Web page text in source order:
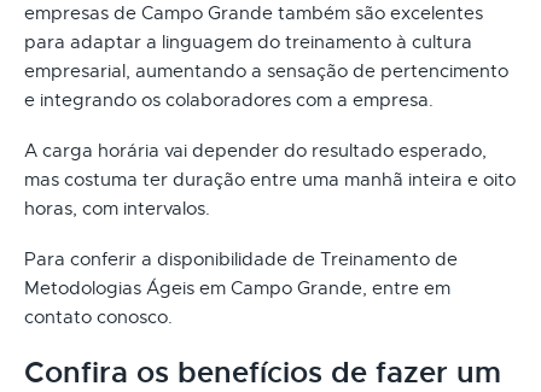
empresas de Campo Grande também são excelentes
para adaptar a linguagem do treinamento à cultura
empresarial, aumentando a sensação de pertencimento
e integrando os colaboradores com a empresa.
A carga horária vai depender do resultado esperado,
mas costuma ter duração entre uma manhã inteira e oito
horas, com intervalos.
Para conferir a disponibilidade de Treinamento de
Metodologias Ágeis em Campo Grande, entre em
contato conosco.
Confira os benefícios de fazer um